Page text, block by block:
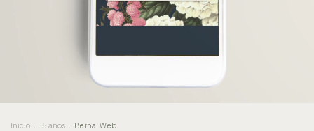
Inicio 15 años Berna. Web.